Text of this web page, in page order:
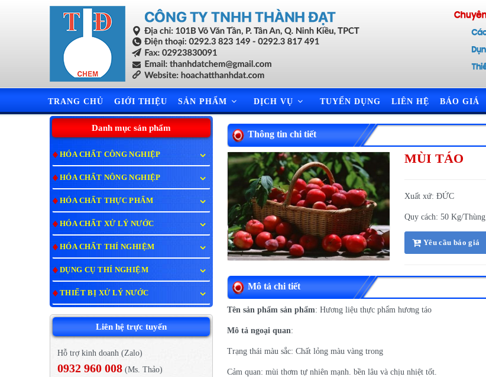
TRANG CHỦ GIỚI THIỆU SẢN PHẨM DỊCH VỤ TUYỂN DỤNG LIÊN HỆ BÁO GIÁ
Danh mục sản phẩm
HÓA CHẤT CÔNG NGHIỆP
HÓA CHẤT NÔNG NGHIỆP
HÓA CHẤT THỰC PHẨM
HÓA CHẤT XỬ LÝ NƯỚC
HÓA CHẤT THÍ NGHIỆM
DỤNG CỤ THÍ NGHIỆM
THIẾT BỊ XỬ LÝ NƯỚC
Liên hệ trực tuyến
Hỗ trợ kinh doanh (Zalo)
0932 960 008 (Ms. Thảo)
Thông tin chi tiết
MÙI TÁO
Xuất xứ: ĐỨC
Quy cách: 50 Kg/Thùng
Yêu cầu báo giá
Mô tả chi tiết
Tên sản phẩm sản phẩm: Hương liệu thực phẩm hương táo
Mô tả ngoại quan:
Trạng thái màu sắc: Chất lỏng màu vàng trong
Cảm quan: mùi thơm tự nhiên mạnh. bền lâu và chịu nhiệt tốt.